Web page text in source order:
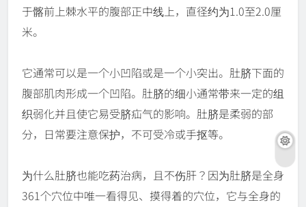
于髂前上棘水平的腹部正中线上，直径约为1.0至2.0厘
米。
它通常可以是一个小凹陷或是一个小突出。肚脐下面的
腹部肌肉形成一个凹陷。肚脐的细小通常带来一定的组
织弱化并且使它易受脐疝气的影响。肚脐是柔弱的部
分，日常要注意保护，不可受冷或手抠等。
为什么肚脐也能吃药治病，且不伤肝？因为肚脐是全身
361个穴位中唯一看得见、摸得着的穴位，它与全身的